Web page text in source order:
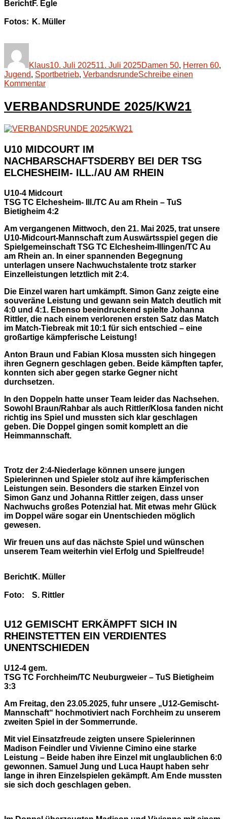
Bericht:
Fotos:
F. Egle
K. Müller
Klaus10. Juli 202511. Juli 2025Damen 50, Herren 60,
Jugend, Sportbetrieb, VerbandsrundeSchreibe einen
Kommentarzu
2025/KW27
VERBANDSRUNDE 2025/KW21
U10 MIDCOURT IM
NACHBARSCHAFTSDERBY BEI DER TSG
ELCHESHEIM- ILL./AU AM RHEIN
U10-4 Midcourt
TSG TC Elchesheim- Ill./TC Au am Rhein – TuS
Bietigheim 4:2
Am vergangenen Mittwoch, den 21. Mai 2025, trat unsere
U10-Midcourt-Mannschaft zum Auswärtsspiel gegen die
Spielgemeinschaft TSG TC Elchesheim-Illingen/TC Au
am Rhein an. In einer spannenden Begegnung
unterlagen unsere Nachwuchstalente trotz starker
Einzelleistungen letztlich mit 2:4.
Die Einzel waren hart umkämpft. Simon Ganz zeigte eine
souveräne Leistung und gewann sein Match deutlich mit
4:0 und 4:1. Ebenso beeindruckend spielte Johanna
Rittler, die nach einem verlorenen ersten Satz das Match
im Match-Tiebreak mit 10:1 für sich entschied – eine
großartige kämpferische Leistung!
Anton Braun und Fabian Klosa mussten sich hingegen
ihren Gegnern geschlagen geben. Beide kämpften tapfer,
konnten sich aber gegen starke Gegner nicht
durchsetzen.
In den Doppeln hatte unser Team leider das Nachsehen.
Sowohl Braun/Rahbar als auch Rittler/Klosa fanden nicht
richtig ins Spiel und mussten sich klar geschlagen
geben. Die Doppel gingen somit komplett an die
Heimmannschaft.
Trotz der 2:4-Niederlage können unsere jungen
Spielerinnen und Spieler stolz auf ihre kämpferischen
Leistungen sein. Besonders die starken Einzel von
Simon Ganz und Johanna Rittler zeigen, dass unser
Nachwuchs großes Potenzial hat. Mit etwas mehr Glück
im Doppel wäre sogar ein Unentschieden möglich
gewesen.
Wir freuen uns auf das nächste Spiel und wünschen
unserem Team weiterhin viel Erfolg und Spielfreude!
Bericht:
Foto:
K. Müller
S. Rittler
U12 GEMISCHT ERKÄMPFT SICH IN
RHEINSTETTEN EIN VERDIENTES
UNENTSCHIEDEN
U12-4 gem.
TSG TC Forchheim/TC Neuburgweier – TuS Bietigheim
3:3
Am Freitag, den 23.05.2025, fuhr unsere „U12-Gemischt-
Mannschaft“ hochmotiviert nach Forchheim zu unserem
zweiten Spiel in der Sommerrunde.
Mit viel Einsatzfreude zeigten unsere Spielerinnen
Madison Feindler und Vivienne Cimino eine starke
Leistung – Beide haben ihre Einzel mit unglaublichen 6:0
gewonnen. Samuel Jung und Luca Haupt haben sehr
lange in ihren Einzelspielen gekämpft. Am Ende mussten
sie sich doch geschlagen geben.